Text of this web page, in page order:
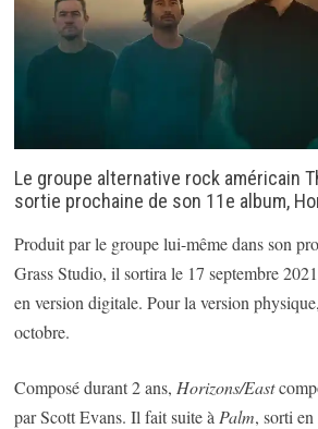
Le groupe alternative rock américain
sortie prochaine de son 11e album,
Produit par le groupe lui-même dans son
Grass Studio, il sortira le 17 septembre
en version digitale. Pour la version
octobre.
Composé durant 2 ans, Horizons/East
par Scott Evans. Il fait suite à Palm, sorti